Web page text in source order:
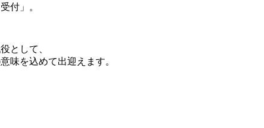
付」。
として、
味を込めて出迎えます。